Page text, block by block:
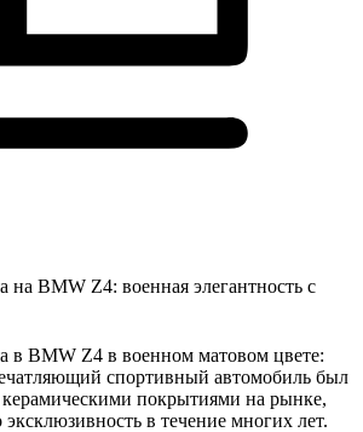
на BMW Z4: военная элегантность с
в BMW Z4 в военном матовом цвете:
спортивный автомобиль был
покрытиями на рынке,
в течение многих лет.